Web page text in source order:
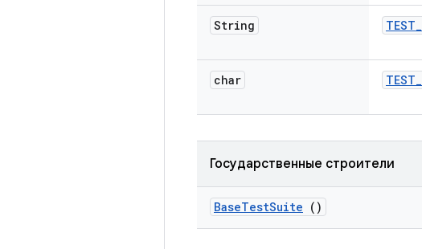
String TEST_
char TEST_
Государственные строители
BaseTestSuite ()